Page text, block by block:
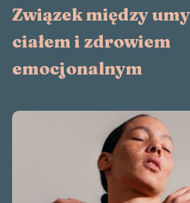
Związek między
ciałem i zdrowiem
emocjonalnym